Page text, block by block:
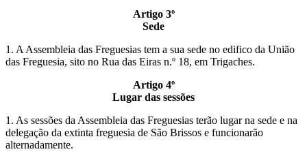
Artigo 3º
Sede
1. A Assembleia das Freguesias tem a sua sede no edifico da União
das Freguesia, sito no Rua das Eiras n.º 18, em Trigaches.
Artigo 4º
Lugar das sessões
1. As sessões da Assembleia das Freguesias terão lugar na sede e na
delegação da extinta freguesia de São Brissos e funcionarão
alternadamente.